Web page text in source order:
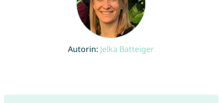
Autorin: Jelka Batteiger